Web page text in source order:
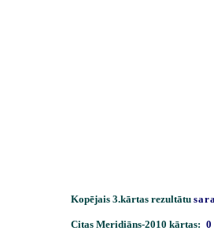
Kopējais 3.kārtas rezultātu
Citas Meridiāns-2010 kārtas: 0